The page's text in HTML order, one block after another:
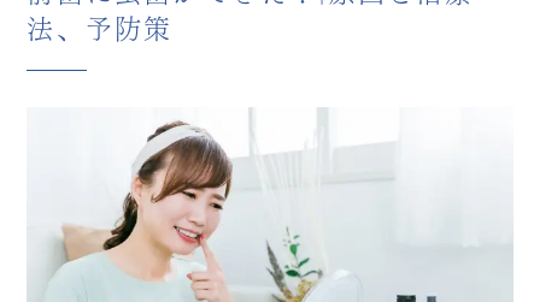
法、予防策